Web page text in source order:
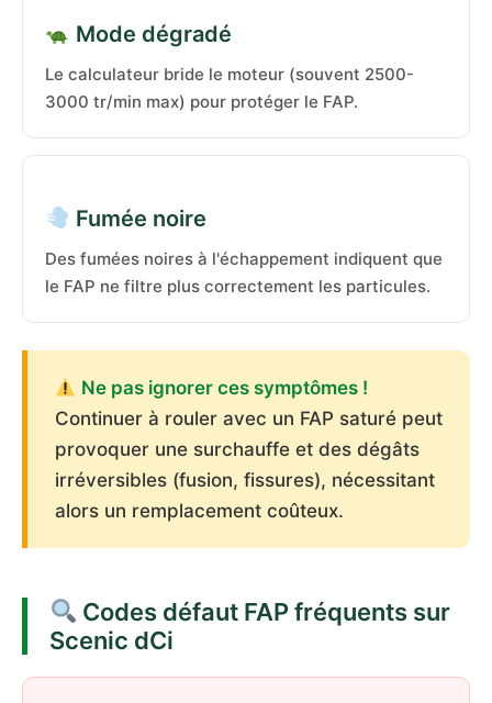
Mode dégradé
Le calculateur bride le moteur (souvent 2500-
3000 tr/min max) pour protéger le FAP.
Fumée noire
Des fumées noires à l'échappement indiquent que
le FAP ne filtre plus correctement les particules.
Ne pas ignorer ces symptômes !
Continuer à rouler avec un FAP saturé peut
provoquer une surchauffe et des dégâts
irréversibles (fusion, fissures), nécessitant
alors un remplacement coûteux.
Codes défaut FAP fréquents sur
Scenic dCi